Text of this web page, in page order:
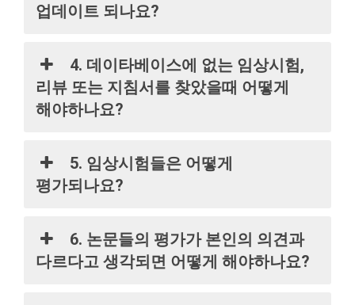
업데이트 되나요?
4. 데이타베이스에 없는 임상시험,
리뷰 또는 지침서를 찾았을때 어떻게
해야하나요?
5. 임상시험들은 어떻게
평가되나요?
6. 논문들의 평가가 본인의 의견과
다르다고 생각되면 어떻게 해야하나요?